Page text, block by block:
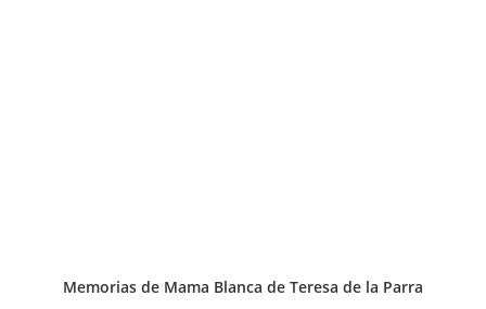
Memorias de Mama Blanca de Teresa de la Parra